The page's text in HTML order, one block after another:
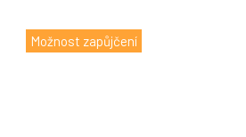
Možnost zapůjčení